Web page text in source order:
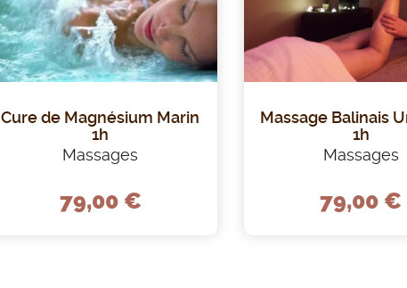
Cure de Magnésium Marin
1h
Massages
79,00 €
Massage Balinais
1h
Massages
79,00 €